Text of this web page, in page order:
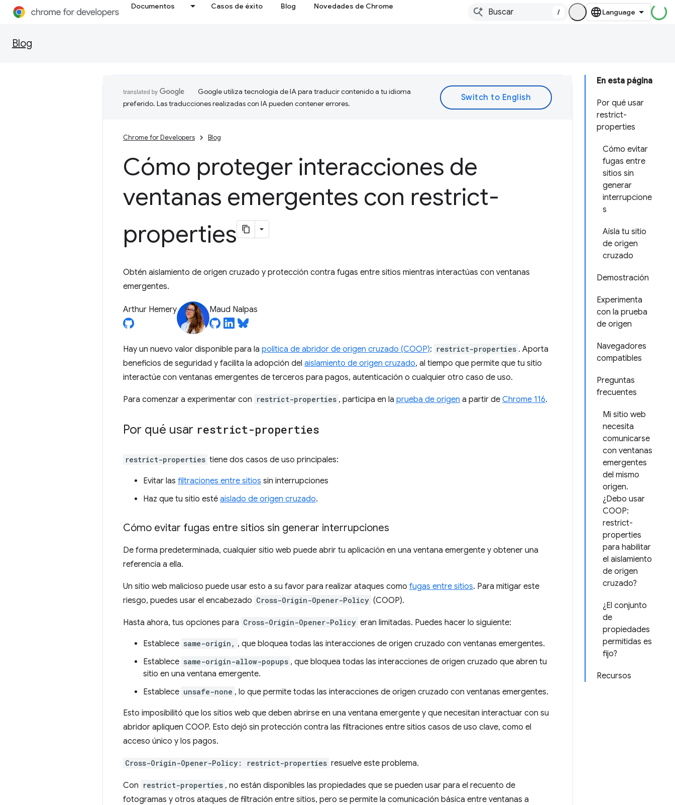
Documentos Casos de éxito Blog Novedades de Chrome
/
Blog
En esta página
Por qué usar
restrict-
properties
Cómo evitar
fugas entre
sitios sin
generar
interrupcione
s
Aísla tu sitio
de origen
cruzado
Demostración
Experimenta
con la prueba
de origen
Navegadores
compatibles
Preguntas
frecuentes
Mi sitio web
necesita
comunicarse
con ventanas
emergentes
del mismo
origen.
¿Debo usar
COOP:
restrict-
properties
para habilitar
el aislamiento
de origen
cruzado?
¿El conjunto
de
propiedades
permitidas es
fijo?
Recursos
Google utiliza tecnología de IA para traducir contenido a tu idioma
preferido. Las traducciones realizadas con IA pueden contener errores.
Chrome for Developers Blog
Cómo proteger interacciones de
ventanas emergentes con restrict-
properties
Obtén aislamiento de origen cruzado y protección contra fugas entre sitios mientras interactúas con ventanas
emergentes.
Arthur Hemery Maud Nalpas
Hay un nuevo valor disponible para la política de abridor de origen cruzado (COOP): restrict-properties . Aporta
beneficios de seguridad y facilita la adopción del aislamiento de origen cruzado, al tiempo que permite que tu sitio
interactúe con ventanas emergentes de terceros para pagos, autenticación o cualquier otro caso de uso.
Para comenzar a experimentar con restrict-properties , participa en la prueba de origen a partir de Chrome 116.
Por qué usar restrict-properties
restrict-properties tiene dos casos de uso principales:
Evitar las filtraciones entre sitios sin interrupciones
Haz que tu sitio esté aislado de origen cruzado.
Cómo evitar fugas entre sitios sin generar interrupciones
De forma predeterminada, cualquier sitio web puede abrir tu aplicación en una ventana emergente y obtener una
referencia a ella.
Un sitio web malicioso puede usar esto a su favor para realizar ataques como fugas entre sitios. Para mitigar este
riesgo, puedes usar el encabezado Cross-Origin-Opener-Policy (COOP).
Hasta ahora, tus opciones para Cross-Origin-Opener-Policy eran limitadas. Puedes hacer lo siguiente:
Establece same-origin, , que bloquea todas las interacciones de origen cruzado con ventanas emergentes.
Establece same-origin-allow-popups , que bloquea todas las interacciones de origen cruzado que abren tu
sitio en una ventana emergente.
Establece unsafe-none , lo que permite todas las interacciones de origen cruzado con ventanas emergentes.
Esto imposibilitó que los sitios web que deben abrirse en una ventana emergente y que necesitan interactuar con su
abridor apliquen COOP. Esto dejó sin protección contra las filtraciones entre sitios casos de uso clave, como el
acceso único y los pagos.
Cross-Origin-Opener-Policy: restrict-properties resuelve este problema.
Con restrict-properties , no están disponibles las propiedades que se pueden usar para el recuento de
fotogramas y otros ataques de filtración entre sitios, pero se permite la comunicación básica entre ventanas a